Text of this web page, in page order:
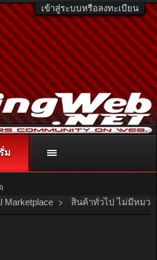
เข้าสู่ระบบหรือลงทะเบียน
หรือโทร. 081-811-1138
ะเอียดเพิ่มเติม คลิกที่นี่
Marketplace สินค้าทั่วไป ไม่มีหมว
ม